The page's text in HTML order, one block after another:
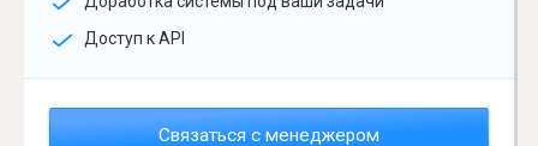
Доступ к API
Связаться с менеджером